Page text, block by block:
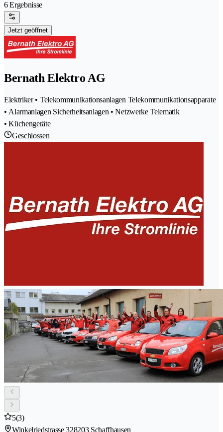
6 Ergebnisse
Jetzt geöffnet
Bernath Elektro AG
Elektriker • Telekommunikationsanlagen Telekommunikationsapparate
• Alarmanlagen Sicherheitsanlagen • Netzwerke Telematik
• Küchengeräte
Geschlossen
5(3)
Winkelriedstrasse 328203 Schaffhausen